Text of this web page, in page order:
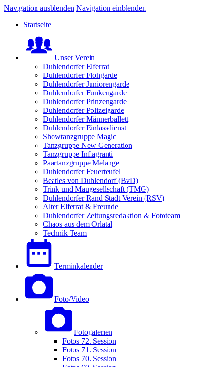
Navigation ausblenden Navigation einblenden
Startseite
Unser Verein
Duhlendorfer Elferrat
Duhlendorfer Flohgarde
Duhlendorfer Juniorengarde
Duhlendorfer Funkengarde
Duhlendorfer Prinzengarde
Duhlendorfer Polizeigarde
Duhlendorfer Männerballett
Duhlendorfer Einlassdienst
Showtanzgruppe Magic
Tanzgruppe New Generation
Tanzgruppe Inflagranti
Paartanzgruppe Melange
Duhlendorfer Feuerteufel
Beatles von Duhlendorf (BvD)
Trink und Maugesellschaft (TMG)
Duhlendorfer Rand Stadt Verein (RSV)
Alter Elferrat & Freunde
Duhlendorfer Zeitungsredaktion & Fototeam
Chaos aus dem Orlatal
Technik Team
Terminkalender
Foto/Video
Fotogalerien
Fotos 72. Session
Fotos 71. Session
Fotos 70. Session